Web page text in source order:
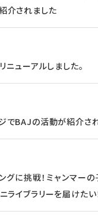
介されました
ニューアルしました。
でBAJの活動が紹介され
グに挑戦！ミャンマー
ライブラリーを届けたい